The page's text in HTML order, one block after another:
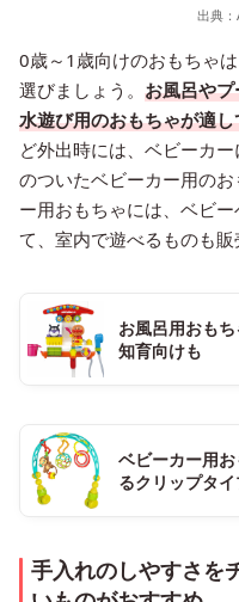
出典：
0歳～1歳向けのおもちゃ
選びましょう。 お風呂や
水遊び用のおもちゃが適
ど外出時には、ベビーカ
のついたベビーカー用の
ー用おもちゃには、ベビ
て、室内で遊べるものも販
お風呂用おも
知育向けも
ベビーカー用
るクリップタイ
手入れのしやすさを